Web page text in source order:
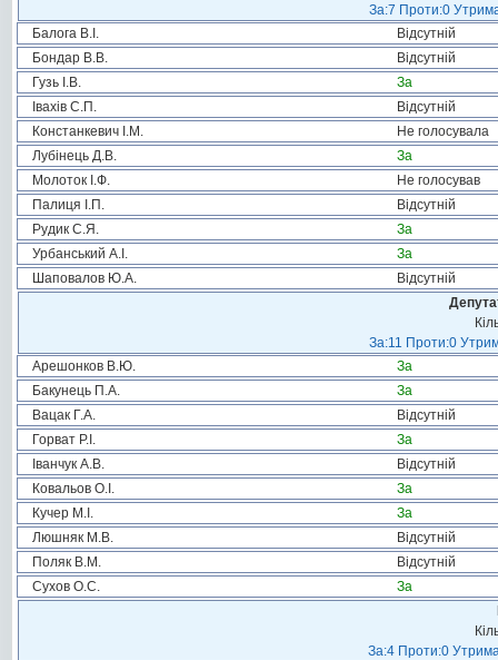
За:7 Проти:0
Балога В.І.
Відсутній
Бондар В.В.
Відсутній
Гузь І.В.
За
Івахів С.П.
Відсутній
Констанкевич І.М.
Не голосувала
Лубінець Д.В.
За
Молоток І.Ф.
Не голосував
Палиця І.П.
Відсутній
Рудик С.Я.
За
Урбанський А.І.
За
Шаповалов Ю.А.
Відсутній
За:11 Проти:0
Арешонков В.Ю.
За
Бакунець П.А.
За
Вацак Г.А.
Відсутній
Горват Р.І.
За
Іванчук А.В.
Відсутній
Ковальов О.І.
За
Кучер М.І.
За
Люшняк М.В.
Відсутній
Поляк В.М.
Відсутній
Сухов О.С.
За
За:4 Проти:0